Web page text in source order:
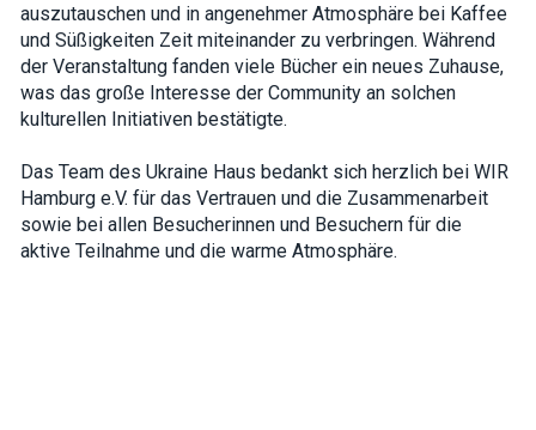
auszutauschen und in angenehmer Atmosphäre bei Kaffee
und Süßigkeiten Zeit miteinander zu verbringen. Während
der Veranstaltung fanden viele Bücher ein neues Zuhause,
was das große Interesse der Community an solchen
kulturellen Initiativen bestätigte.
Das Team des Ukraine Haus bedankt sich herzlich bei WIR
Hamburg e.V. für das Vertrauen und die Zusammenarbeit
sowie bei allen Besucherinnen und Besuchern für die
aktive Teilnahme und die warme Atmosphäre.
Experience
In order for
our website
to perform
as well as
refuse these
cookies,
some
functionality
will